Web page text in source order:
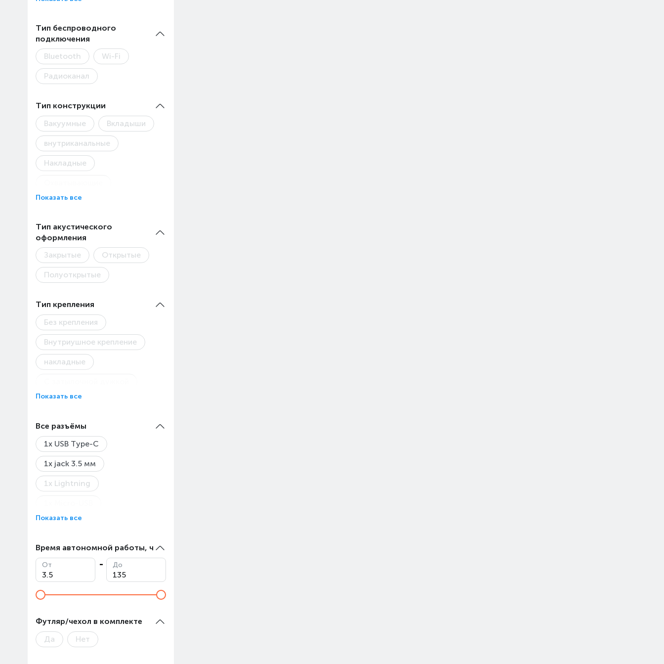
Тип беспроводного
подключения
Bluetooth
Wi-Fi
Радиоканал
Тип конструкции
Вакуумные
Вкладыши
внутриканальные
Накладные
Полноразмерные
(TWS)
Показать все
Тип акустического
оформления
Закрытые
Открытые
Полуоткрытые
Тип крепления
Без крепления
Внутриушное крепление
накладные
С креплением на ушах
С оголовьем
Показать все
Все разъёмы
1x USB Type-C
1х jack 3.5 мм
1x Lightning
1х jack 2.5 мм
2х jack 3.5 мм USB
Показать все
Время автономной работы, ч
От До
Футляр/чехол в комплекте
Да
Нет